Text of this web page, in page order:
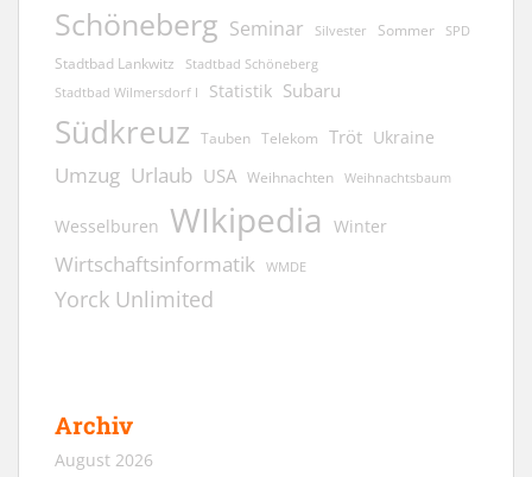
Schöneberg Seminar Silvester Sommer SPD
Stadtbad Lankwitz Stadtbad Schöneberg
Stadtbad Wilmersdorf I Statistik Subaru
Südkreuz Tauben Telekom Tröt Ukraine
Umzug Urlaub USA Weihnachten Weihnachtsbaum
Wesselburen WIkipedia Winter
Wirtschaftsinformatik WMDE
Yorck Unlimited
Archiv
August 2026